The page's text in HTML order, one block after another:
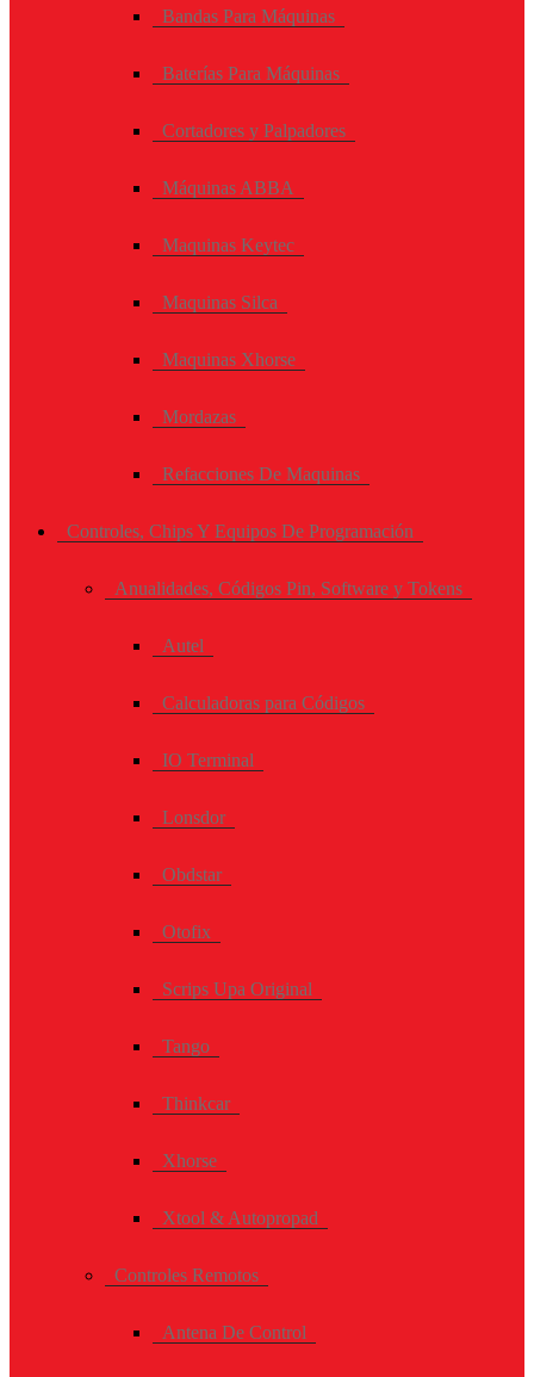
Bandas Para Máquinas
Baterías Para Máquinas
Cortadores y Palpadores
Máquinas ABBA
Maquinas Keytec
Maquinas Silca
Maquinas Xhorse
Mordazas
Refacciones De Maquinas
Controles, Chips Y Equipos De Programación
Anualidades, Códigos Pin, Software y Tokens
Autel
Calculadoras para Códigos
IO Terminal
Lonsdor
Obdstar
Otofix
Scrips Upa Original
Tango
Thinkcar
Xhorse
Xtool & Autopropad
Controles Remotos
Antena De Control